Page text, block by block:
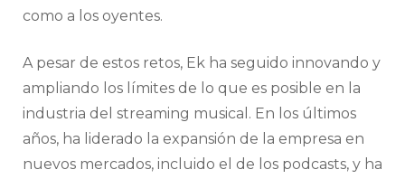
como a los oyentes.
A pesar de estos retos, Ek ha seguido innovando y
ampliando los límites de lo que es posible en la
industria del streaming musical. En los últimos
años, ha liderado la expansión de la empresa en
nuevos mercados, incluido el de los podcasts, y ha